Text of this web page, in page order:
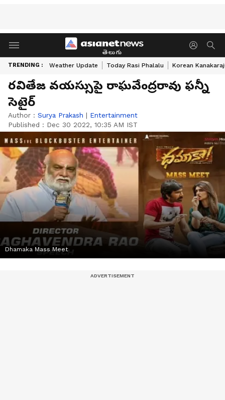
తెలుగు
TRENDING : Weather Update Today Rasi Phalalu Korean
రవితేజ వయస్సుపై రాఘవేంద్రరావు ఫన్నీ
సెటైర్
Author : Surya Prakash | Entertainment
Published : Dec 30 2022, 10:35 AM IST
Dhamaka Mass Meet